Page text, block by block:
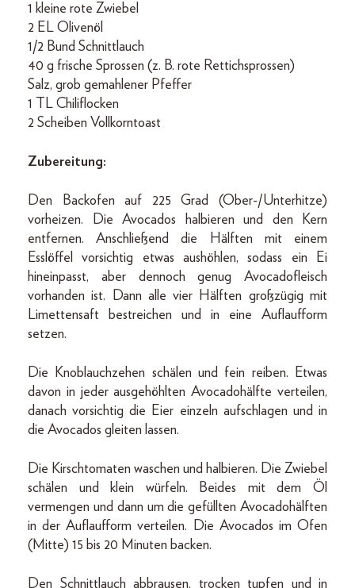
1 kleine rote Zwiebel
2 EL Olivenöl
1/2 Bund Schnittlauch
40 g frische Sprossen (z. B. rote Rettichsprossen)
Salz, grob gemahlener Pfeffer
1 TL Chiliflocken
2 Scheiben Vollkorntoast
Zubereitung:
Den Backofen auf 225 Grad (Ober-/Unterhitze)
vorheizen. Die Avocados halbieren und den Kern
entfernen. Anschließend die Hälften mit einem
Esslöffel vorsichtig etwas aushöhlen, sodass ein Ei
hineinpasst, aber dennoch genug Avocadofleisch
vorhanden ist. Dann alle vier Hälften großzügig mit
Limettensaft bestreichen und in eine Auflaufform
setzen.
Die Knoblauchzehen schälen und fein reiben. Etwas
davon in jeder ausgehöhlten Avocadohälfte verteilen,
danach vorsichtig die Eier einzeln aufschlagen und in
die Avocados gleiten lassen.
Die Kirschtomaten waschen und halbieren. Die Zwiebel
schälen und klein würfeln. Beides mit dem Öl
vermengen und dann um die gefüllten Avocadohälften
in der Auflaufform verteilen. Die Avocados im Ofen
(Mitte) 15 bis 20 Minuten backen.
Den Schnittlauch abbrausen, trocken tupfen und in